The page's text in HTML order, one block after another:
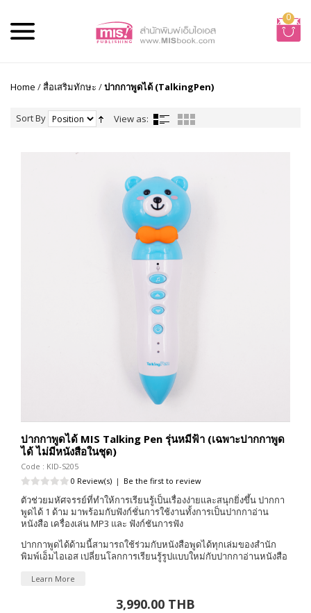
0
Home /สื่อเสริมทักษะ /ปากกาพูดได้ (TalkingPen)
Sort By View as:
ปากกาพูดได้ MIS Talking Pen รุ่นหมีฟ้า (เฉพาะปากกาพูด
ได้ ไม่มีหนังสือในชุด)
Code : KID-S205
0 Review(s) | Be the first to review
ตัวช่วยมหัศจรรย์ที่ทำให้การเรียนรู้เป็นเรื่องง่ายและสนุกยิ่งขึ้น ปากกา
พูดได้ 1 ด้าม มาพร้อมกับฟังก์ชั่นการใช้งานทั้งการเป็นปากกาอ่าน
หนังสือ เครื่องเล่น MP3 และ ฟังก์ชันการฟัง
ปากกาพูดได้ด้ามนี้สามารถใช้ร่วมกับหนังสือพูดได้ทุกเล่มของสำนัก
พิมพ์เอ็มไอเอส เปลี่ยนโลกการเรียนรู้รูปแบบใหม่กับปากกาอ่านหนังสือ
Learn More
3,990.00 THB